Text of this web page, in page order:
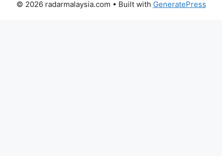
© 2026 radarmalaysia.com • Built with GeneratePress